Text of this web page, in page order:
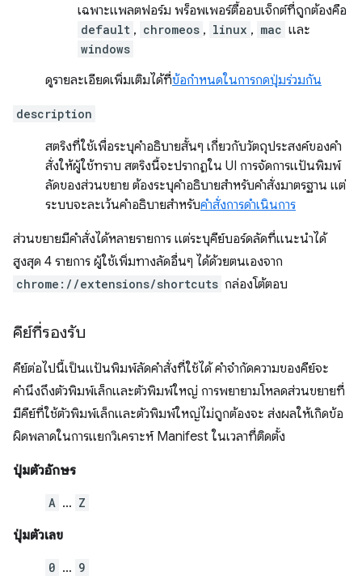
เฉพาะแพลตฟอร์ม พร็อพเพอร์ตี้ออบเจ็กต์ที่ถูกต้องคือ
default , chromeos , linux , mac และ
windows
ดูรายละเอียดเพิ่มเติมได้ที่ข้อกำหนดในการกดปุ่มร่วมกัน
description
สตริงที่ใช้เพื่อระบุคำอธิบายสั้นๆ เกี่ยวกับวัตถุประสงค์ของคำ
สั่งให้ผู้ใช้ทราบ สตริงนี้จะปรากฏใน UI การจัดการแป้นพิมพ์
ลัดของส่วนขยาย ต้องระบุคำอธิบายสำหรับคำสั่งมาตรฐาน แต่
ระบบจะละเว้นคำอธิบายสำหรับคำสั่งการดำเนินการ
ส่วนขยายมีคำสั่งได้หลายรายการ แต่ระบุคีย์บอร์ดลัดที่แนะนำได้
สูงสุด 4 รายการ ผู้ใช้เพิ่มทางลัดอื่นๆ ได้ด้วยตนเองจาก
chrome://extensions/shortcuts กล่องโต้ตอบ
คีย์ที่รองรับ
คีย์ต่อไปนี้เป็นแป้นพิมพ์ลัดคำสั่งที่ใช้ได้ คำจำกัดความของคีย์จะ
คำนึงถึงตัวพิมพ์เล็กและตัวพิมพ์ใหญ่ การพยายามโหลดส่วนขยายที่
มีคีย์ที่ใช้ตัวพิมพ์เล็กและตัวพิมพ์ใหญ่ไม่ถูกต้องจะ ส่งผลให้เกิดข้อ
ผิดพลาดในการแยกวิเคราะห์ Manifest ในเวลาที่ติดตั้ง
ปุ่มตัวอักษร
A … Z
ปุ่มตัวเลข
0 … 9